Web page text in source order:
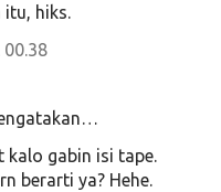
itu, hiks.
kalo gabin isi tape.
berarti ya? Hehe.